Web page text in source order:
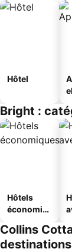
Hôtel
el
Bright :
Hôtels
économiq
Collins